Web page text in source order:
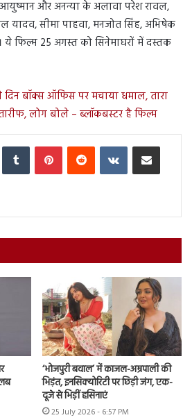
और अनन्या के अलावा परेश रावल,
यादव, सीमा पाहवा, मनजोत सिंह, अभिषेक
ये फिल्म 25 अगस्त को सिनेमाघरों में दस्तक
दिन बॉक्स ऑफिस पर मचाया धमाल, तारा
लोग बोले – ब्लॉकबस्टर है फिल्म
Tumblr PinterestReddit VKontakteShare via Email
‘भोजपुरी बवाल’ में काजल-अम्रपाली की
भिड़ंत, इनसिक्योरिटी पर छिड़ी जंग, एक-
दूजे से भिड़ीं हसिनाएं
25 July 2026 - 6:57 PM